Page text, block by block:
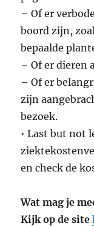
– Of er
boord zijn,
bepaalde
– Of er dieren
– Of er
zijn
bezoek.
• Last but not
en check de
Wat mag je
Kijk op de site